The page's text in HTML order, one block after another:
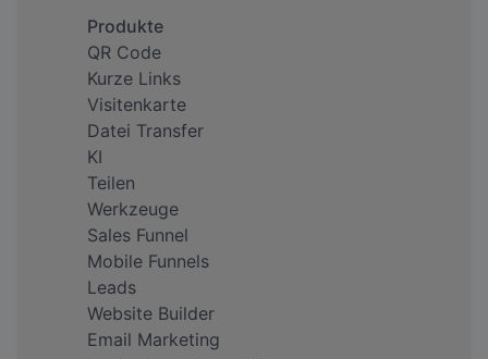
Produkte
QR Code
Kurze Links
Visitenkarte
Datei Transfer
KI
Teilen
Werkzeuge
Sales Funnel
Mobile Funnels
Leads
Website Builder
Email Marketing